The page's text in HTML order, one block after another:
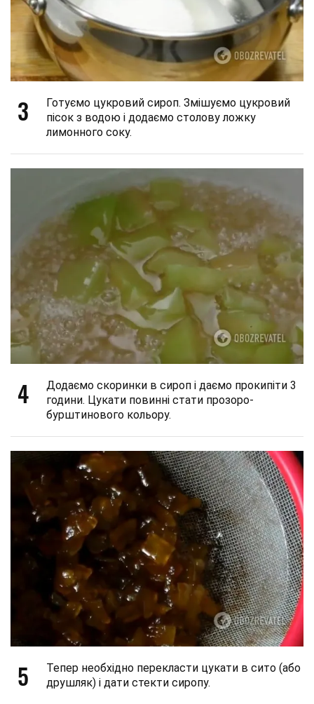
3
Готуємо цукровий сироп. Змішуємо цукровий
пісок з водою і додаємо столову ложку
лимонного соку.
4
Додаємо скоринки в сироп і даємо прокипіти 3
години. Цукати повинні стати прозоро-
бурштинового кольору.
5
Тепер необхідно перекласти цукати в сито (або
друшляк) і дати стекти сиропу.